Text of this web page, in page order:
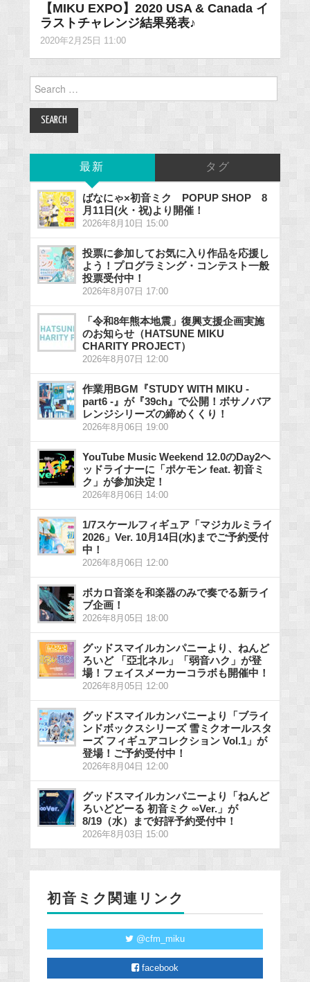
【MIKU EXPO】2020 USA & Canada イ
ラストチャレンジ結果発表♪
2020年2月25日 11:00
for:
最新 タグ
ばなにゃ×初音ミク POPUP SHOP 8
月11日(火・祝)より開催！
2026年8月10日 15:00
投票に参加してお気に入り作品を応援し
よう！プログラミング・コンテスト一般
投票受付中！
2026年8月07日 17:00
「令和8年熊本地震」復興支援企画実施
のお知らせ（HATSUNE MIKU
CHARITY PROJECT）
2026年8月07日 12:00
作業用BGM『STUDY WITH MIKU -
part6 -』が『39ch』で公開！ボサノバア
レンジシリーズの締めくくり！
2026年8月06日 19:00
YouTube Music Weekend 12.0のDay2ヘ
ッドライナーに「ポケモン feat. 初音ミ
ク」が参加決定！
2026年8月06日 14:00
1/7スケールフィギュア「マジカルミライ
2026」Ver. 10月14日(水)までご予約受付
中！
2026年8月06日 12:00
ボカロ音楽を和楽器のみで奏でる新ライ
ブ企画！
2026年8月05日 18:00
グッドスマイルカンパニーより、ねんど
ろいど 「亞北ネル」「弱音ハク」が登
場！フェイスメーカーコラボも開催中！
2026年8月05日 12:00
グッドスマイルカンパニーより「ブライ
ンドボックスシリーズ 雪ミクオールスタ
ーズ フィギュアコレクション Vol.1」が
登場！ご予約受付中！
2026年8月04日 12:00
グッドスマイルカンパニーより「ねんど
ろいどどーる 初音ミク ∞Ver.」が
8/19（水）まで好評予約受付中！
2026年8月03日 15:00
初音ミク関連リンク
@cfm_miku
facebook